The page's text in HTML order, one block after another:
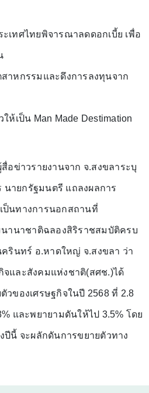
เทศไทยพิจารณาลดดอกเบี้ย เพื่อ
าหกรรมและดึงการลงทุนจาก
ห้เป็น Man Made Destimation
อข่าวรายงานจาก จ.สงขลาระบุ
ายกรัฐมนตรี แถลงผลการ
นทางการนอกสถานที่
านาชาติฉลองสิริราชสมบัติครบ
รินทร์ อ.หาดใหญ่ จ.สงขลา ว่า
และสังคมแห่งชาติ(สศช.)ได้
วของเศรษฐกิจในปี 2568 ที่ 2.8
และพยายามดันให้ไป 3.5% โดย
ปีนี้ จะผลักดันการขยายตัวทาง